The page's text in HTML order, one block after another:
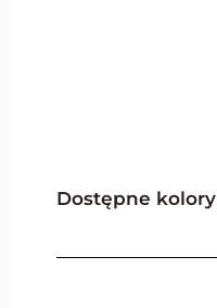
Dostępne kolory